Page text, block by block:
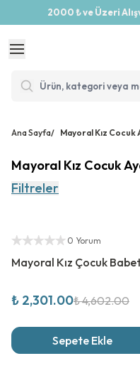
2000 ₺ ve Üzeri
Ana Sayfa/ Mayoral Kız Cocuk
Mayoral Kız Cocuk
Filtreler
Yetkili Satıcı
0 Yorum
Mayoral Kız Çocuk
₺ 2,301.00₺ 4,602.00
Sepete Ekle